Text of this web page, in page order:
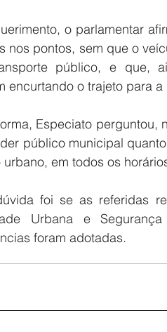
o parlamentar
nos pontos, sem que o
público, e que,
encurtando o trajeto para
Especiato perguntou,
público municipal
urbano, em todos os
foi se as referidas
Urbana e
foram adotadas.